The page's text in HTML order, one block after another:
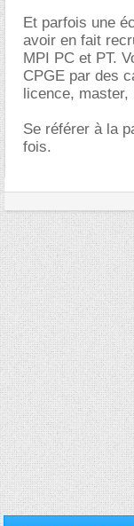
Et parfois une
avoir en fait
MPI PC et PT.
CPGE par des
licence, master,
Se référer à la
fois.